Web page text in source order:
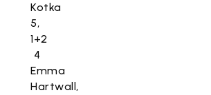
Kotka
5,
1+2
4
Emma
Hartwall,